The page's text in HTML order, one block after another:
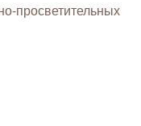
просветительных